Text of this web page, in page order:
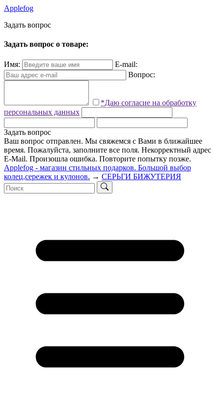
Applefog
Задать вопрос
Задать вопрос о товаре:
Имя:
E-mail:
Вопрос:
*Даю согласие на обработку
персональных данных
Задать вопрос
Ваш вопрос отправлен. Мы свяжемся с Вами в ближайшее
время. Пожалуйста, заполните все поля. Некорректный адрес
E-Mail. Произошла ошибка. Повторите попытку позже.
Applefog - магазин стильных подарков. Большой выбор
колец,сережек и кулонов. → СЕРЬГИ БИЖУТЕРИЯ